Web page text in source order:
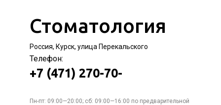
Стоматология
Россия, Курск, улица Перекальского
Телефон:
+7 (471) 270-70-
Пн-пт: 09:00—20:00; сб: 09:00—16:00 по предварительной